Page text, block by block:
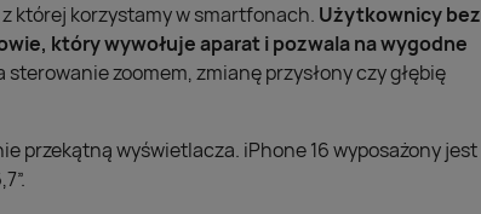
której korzystamy w smartfonach. Użytkownicy bez
który wywołuje aparat i pozwala na wygodne
sterowanie zoomem, zmianę przysłony czy głębię
przekątną wyświetlacza. iPhone 16 wyposażony jest